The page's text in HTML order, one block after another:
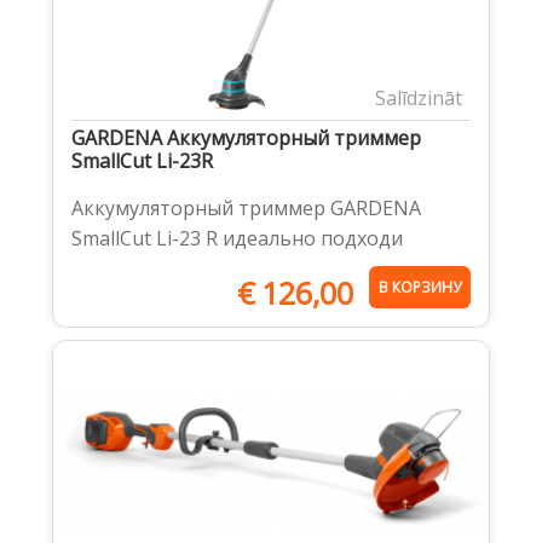
Salīdzināt
GARDENA Аккумуляторный триммер
SmallCut Li-23R
Аккумуляторный триммер GARDENA
SmallCut Li-23 R идеально подходи
€126,00 В КОРЗИНУ